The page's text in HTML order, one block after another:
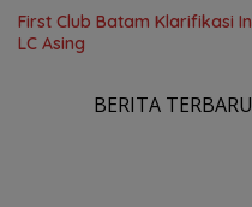
First Club Batam Klarifikasi
LC Asing
BERITA